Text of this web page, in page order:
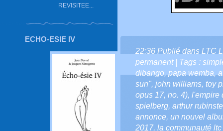
REVISITEE...
ECHO-ESIE IV
22:36 Publié dans LTC
permanent| Tags :
dibango,papa wemba,
sun", john williams, toy
opus 17, no. 4), l'empire
spielberg, arthur
annonce, un nouvel
2017, la communauté